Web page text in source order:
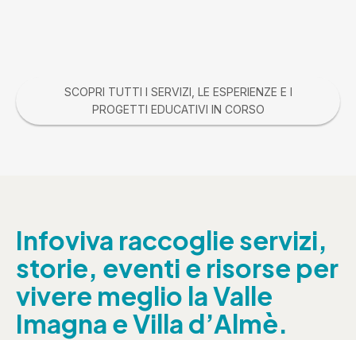
SCOPRI TUTTI I SERVIZI, LE ESPERIENZE E I
PROGETTI EDUCATIVI IN CORSO
Infoviva raccoglie servizi,
storie, eventi e risorse per
vivere meglio la Valle
Imagna e Villa d’Almè.